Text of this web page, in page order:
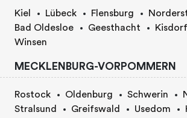
Kiel Lübeck Flensburg
Bad Oldesloe
Geesthacht Kisdorf
Winsen
MECKLENBURG-VORPOMMERN
Rostock Oldenburg Schwerin
Stralsund
Greifswald Usedom